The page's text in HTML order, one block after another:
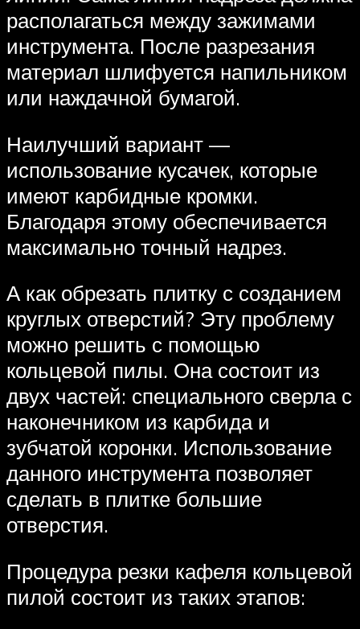
располагаться между зажимами
инструмента. После разрезания
материал шлифуется напильником
или наждачной бумагой.
Наилучший вариант —
использование кусачек, которые
имеют карбидные кромки.
Благодаря этому обеспечивается
максимально точный надрез.
А как обрезать плитку с созданием
круглых отверстий? Эту проблему
можно решить с помощью
кольцевой пилы. Она состоит из
двух частей: специального сверла с
наконечником из карбида и
зубчатой коронки. Использование
данного инструмента позволяет
сделать в плитке большие
отверстия.
Процедура резки кафеля кольцевой
пилой состоит из таких этапов: